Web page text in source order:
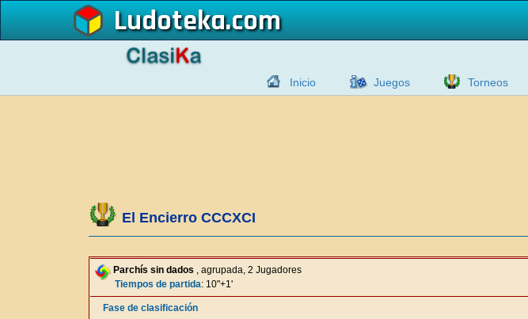
Ludoteka
Inicio Juegos Torneos
El Encierro CCCXCI
Parchís sin dados , agrupada, 2 Jugadores
Tiempos de partida: 10"+1'
Fase de clasificación